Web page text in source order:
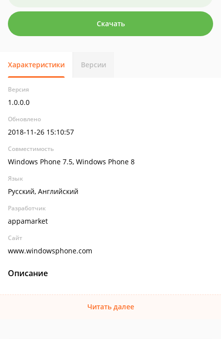
Скачать
Характеристики Версии
Версия
1.0.0.0
Обновлено
2018-11-26 15:10:57
Совместимость
Windows Phone 7.5, Windows Phone 8
Язык
Русский, Английский
Разработчик
appamarket
Сайт
www.windowsphone.com
Описание
Читать далее